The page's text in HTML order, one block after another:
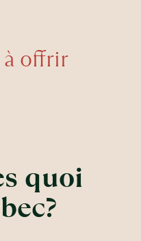
à offrir
quoi